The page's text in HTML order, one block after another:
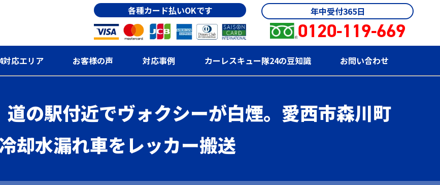
各種カード払いOKです 年中受付365日
0120-119-669
対応エリア お客様の声 対応事例 カーレスキュー隊24の豆知識 お問い合わせ
道の駅付近でヴォクシーが白煙。愛西市森川町
却水漏れ車をレッカー搬送